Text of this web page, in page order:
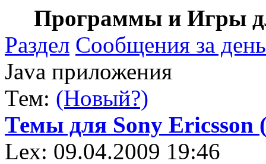
Программы и Игры
Раздел Сообщения за день
Java приложения
Тем: (Новый?)
Темы для Sony Ericsson
Lex: 09.04.2009 19:46